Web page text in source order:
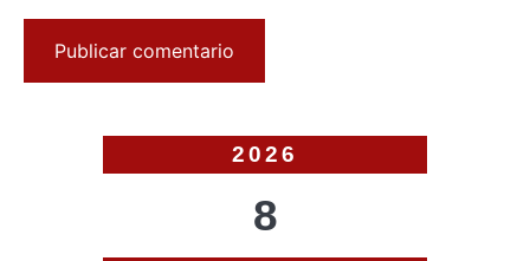
2026
8